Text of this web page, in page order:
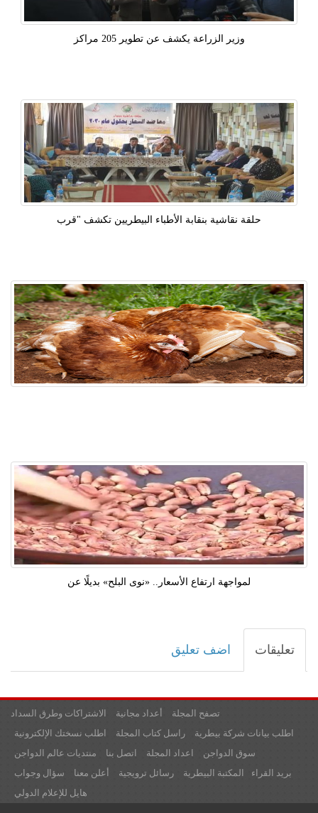
وزير الزراعة يكشف عن تطوير 205 مراكز
حلقة نقاشية بنقابة الأطباء البيطريين تكشف "قرب
لمواجهة ارتفاع الأسعار.. «نوى البلح» بديلًا عن
تعليقات اضف تعليق
الاشتراكات وطرق السداد أعداد مجانية
تصفح المجلة
اطلب نسختك الإلكترونية
راسل كتاب المجلة
اطلب بيانات شركة بيطرية
منتديات عالم الدواجن
اتصل بنا اعداد المجلة
سوق الدواجن
سؤال وجواب
أعلن معنا رسائل ترويجية المكتبة البيطرية
بريد القراء
هايل للإعلام الدولي